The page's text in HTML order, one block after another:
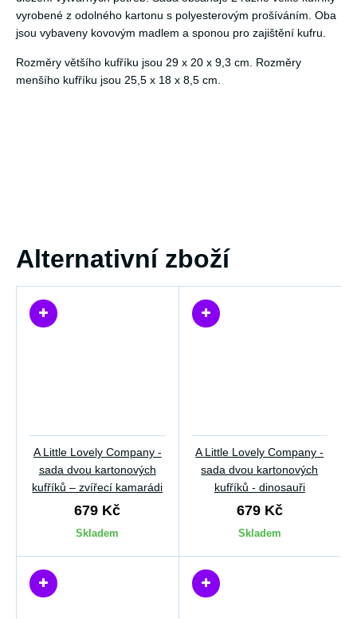
vyrobené z odolného kartonu s polyesterovým prošíváním. Oba
jsou vybaveny kovovým madlem a sponou pro zajištění kufru.
Rozměry většího kufříku jsou 29 x 20 x 9,3 cm. Rozměry
menšího kufříku jsou 25,5 x 18 x 8,5 cm.
Alternativní zboží
A Little Lovely Company -
sada dvou kartonových
kufříků – zvířecí kamarádi
679 Kč
Skladem
A Little Lovely Company -
sada dvou kartonových
kufříků - dinosauři
679 Kč
Skladem